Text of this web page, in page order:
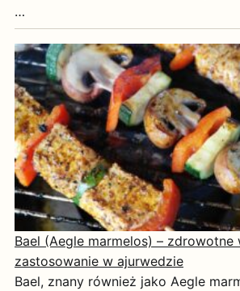
…
Bael (Aegle marmelos) – zdrowotne
zastosowanie w ajurwedzie
Bael, znany również jako Aegle